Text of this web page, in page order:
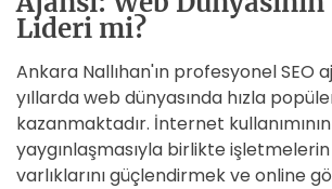
Lideri mi?
Ankara Nallıhan'ın profesyonel SEO
yıllarda web dünyasında hızla
kazanmaktadır. İnternet kullanımının
yaygınlaşmasıyla birlikte
varlıklarını güçlendirmek ve online